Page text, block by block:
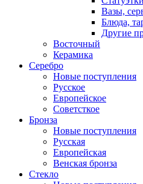
Вазы,
Блюда,
Другие
Восточный
Керамика
Серебро
Новые поступления
Русское
Европейское
Советсткое
Бронза
Новые поступления
Русская
Европейская
Венская бронза
Стекло